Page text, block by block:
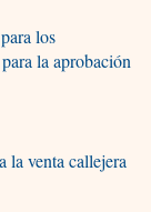
los
la aprobación
la venta callejera